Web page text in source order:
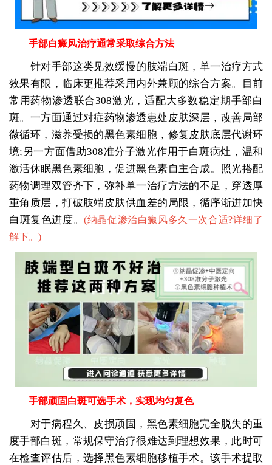
手部白癜风治疗通常采取综合方法
针对手部这类见效缓慢的肢端白斑，单一治疗方式
效果有限，临床更推荐采用内外兼顾的综合方案。目前
常用药物渗透联合308激光，适配大多数稳定期手部白
斑。一方面通过对症药物渗透患处皮肤深层，改善局部
微循环，滋养受损的黑色素细胞，修复皮肤底层代谢环
境;另一方面借助308准分子激光作用于白斑病灶，温和
激活休眠黑色素细胞，促进黑色素自主合成。照光搭配
药物调理双管齐下，弥补单一治疗方法的不足，穿透厚
重角质层，打破肢端皮肤供血差的局限，循序渐进加快
白斑复色进度。(纳晶促渗治白癜风多久一次合适?详细了
解下。 )
手部顽固白斑可选手术，实现均匀复色
对于病程久、皮损顽固，黑色素细胞完全脱失的重
度手部白斑，常规保守治疗很难达到理想效果，此时可
在检查评估后，选择黑色素细胞移植手术。该手术提取